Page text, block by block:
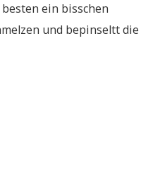
ein bisschen
und bepinseltt die